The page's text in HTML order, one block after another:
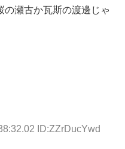
の瀬古か瓦斯の渡邊じゃ
ID:ZZrDucYwd